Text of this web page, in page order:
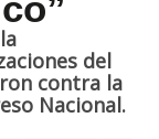
del
contra la
Nacional.